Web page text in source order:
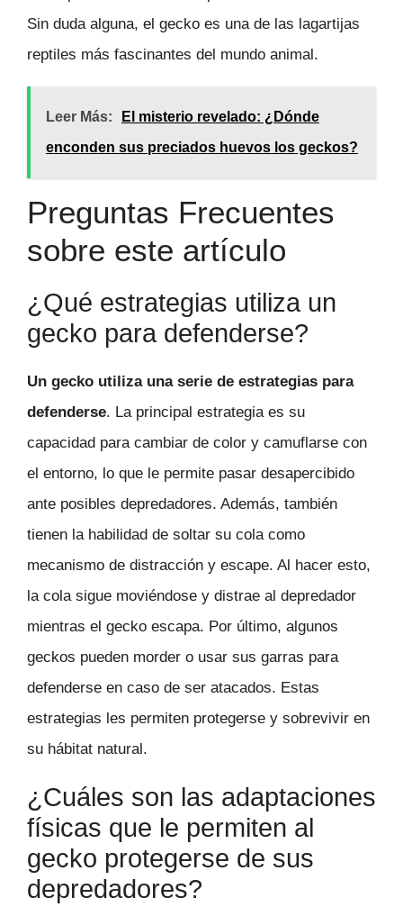
Sin duda alguna, el gecko es una de las lagartijas
reptiles más fascinantes del mundo animal.
Leer Más:
El misterio revelado: ¿Dónde
enconden sus preciados huevos los geckos?
Preguntas Frecuentes
sobre este artículo
¿Qué estrategias utiliza un
gecko para defenderse?
Un gecko utiliza una serie de estrategias para
defenderse. La principal estrategia es su
capacidad para cambiar de color y camuflarse con
el entorno, lo que le permite pasar desapercibido
ante posibles depredadores. Además, también
tienen la habilidad de soltar su cola como
mecanismo de distracción y escape. Al hacer esto,
la cola sigue moviéndose y distrae al depredador
mientras el gecko escapa. Por último, algunos
geckos pueden morder o usar sus garras para
defenderse en caso de ser atacados. Estas
estrategias les permiten protegerse y sobrevivir en
su hábitat natural.
¿Cuáles son las adaptaciones
físicas que le permiten al
gecko protegerse de sus
depredadores?